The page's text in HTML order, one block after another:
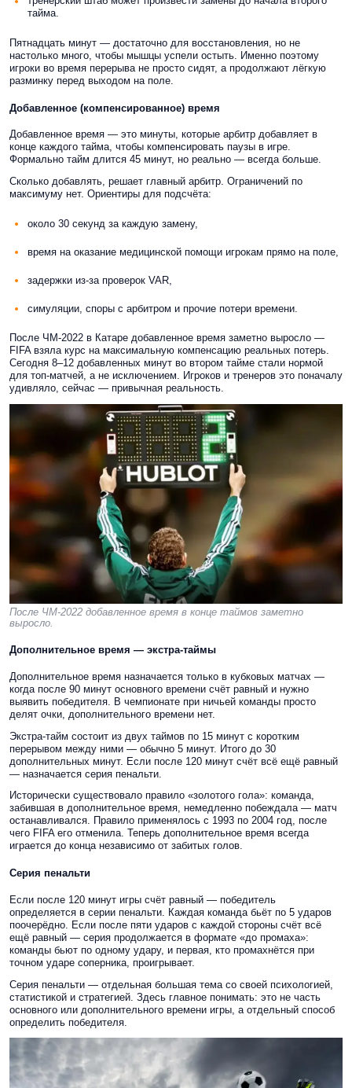
тайма.
Пятнадцать минут — достаточно для восстановления, но не
настолько много, чтобы мышцы успели остыть. Именно поэтому
игроки во время перерыва не просто сидят, а продолжают лёгкую
разминку перед выходом на поле.
Добавленное (компенсированное) время
Добавленное время — это минуты, которые арбитр добавляет в
конце каждого тайма, чтобы компенсировать паузы в игре.
Формально тайм длится 45 минут, но реально — всегда больше.
Сколько добавлять, решает главный арбитр. Ограничений по
максимуму нет. Ориентиры для подсчёта:
около 30 секунд за каждую замену,
время на оказание медицинской помощи игрокам прямо на поле,
задержки из-за проверок VAR,
симуляции, споры с арбитром и прочие потери времени.
После ЧМ-2022 в Катаре добавленное время заметно выросло —
FIFA взяла курс на максимальную компенсацию реальных потерь.
Сегодня 8–12 добавленных минут во втором тайме стали нормой
для топ-матчей, а не исключением. Игроков и тренеров это поначалу
удивляло, сейчас — привычная реальность.
После ЧМ-2022 добавленное время в конце таймов заметно
выросло.
Дополнительное время — экстра-таймы
Дополнительное время назначается только в кубковых матчах —
когда после 90 минут основного времени счёт равный и нужно
выявить победителя. В чемпионате при ничьей команды просто
делят очки, дополнительного времени нет.
Экстра-тайм состоит из двух таймов по 15 минут с коротким
перерывом между ними — обычно 5 минут. Итого до 30
дополнительных минут. Если после 120 минут счёт всё ещё равный
— назначается серия пенальти.
Исторически существовало правило «золотого гола»: команда,
забившая в дополнительное время, немедленно побеждала — матч
останавливался. Правило применялось с 1993 по 2004 год, после
чего FIFA его отменила. Теперь дополнительное время всегда
играется до конца независимо от забитых голов.
Серия пенальти
Если после 120 минут игры счёт равный — победитель
определяется в серии пенальти. Каждая команда бьёт по 5 ударов
поочерёдно. Если после пяти ударов с каждой стороны счёт всё
ещё равный — серия продолжается в формате «до промаха»:
команды бьют по одному удару, и первая, кто промахнётся при
точном ударе соперника, проигрывает.
Серия пенальти — отдельная большая тема со своей психологией,
статистикой и стратегией. Здесь главное понимать: это не часть
основного или дополнительного времени игры, а отдельный способ
определить победителя.